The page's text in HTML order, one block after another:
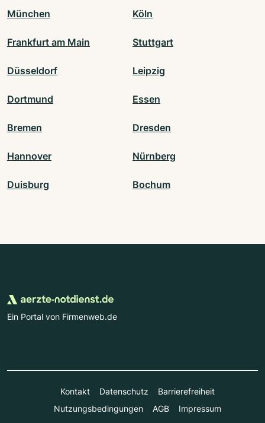
München Köln
Frankfurt am Main Stuttgart
Düsseldorf Leipzig
Dortmund Essen
Bremen Dresden
Hannover Nürnberg
Duisburg Bochum
Ein Portal von Firmenweb.de
Kontakt Datenschutz
Barrierefreiheit
Nutzungsbedingungen
AGB Impressum